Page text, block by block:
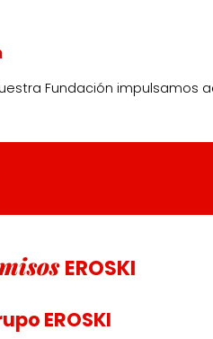
Fundación impulsamos
EROSKI
EROSKI